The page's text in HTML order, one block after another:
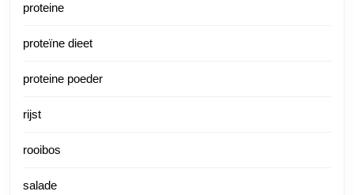
proteine
proteïne dieet
proteine poeder
rijst
rooibos
salade